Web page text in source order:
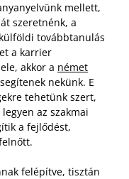
mellett,
szeretnénk, a
továbbtanulás
a karrier
akkor a német
segítenek nekünk. E
tehetünk szert,
az szakmai
a fejlődést,
felépítve, tisztán